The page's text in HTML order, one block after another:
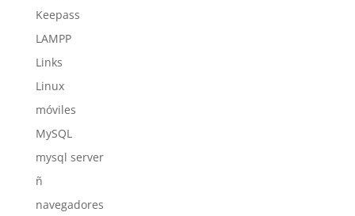
Keepass
LAMPP
Links
Linux
móviles
MySQL
mysql server
ñ
navegadores